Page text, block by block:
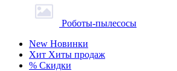
Роботы-пылесосы
New Новинки
Хит Хиты продаж
% Скидки